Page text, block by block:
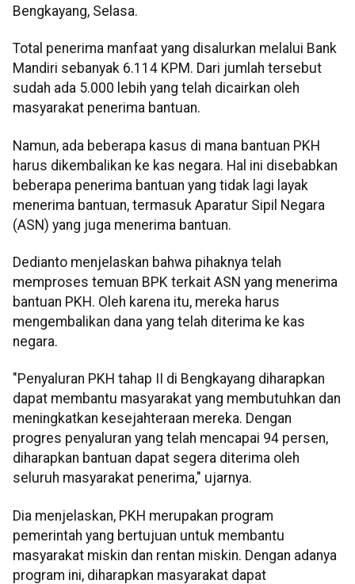
Bengkayang, Selasa.
Total penerima manfaat yang disalurkan melalui Bank
Mandiri sebanyak 6.114 KPM. Dari jumlah tersebut
sudah ada 5.000 lebih yang telah dicairkan oleh
masyarakat penerima bantuan.
Namun, ada beberapa kasus di mana bantuan PKH
harus dikembalikan ke kas negara. Hal ini disebabkan
beberapa penerima bantuan yang tidak lagi layak
menerima bantuan, termasuk Aparatur Sipil Negara
(ASN) yang juga menerima bantuan.
Dedianto menjelaskan bahwa pihaknya telah
memproses temuan BPK terkait ASN yang menerima
bantuan PKH. Oleh karena itu, mereka harus
mengembalikan dana yang telah diterima ke kas
negara.
"Penyaluran PKH tahap II di Bengkayang diharapkan
dapat membantu masyarakat yang membutuhkan dan
meningkatkan kesejahteraan mereka. Dengan
progres penyaluran yang telah mencapai 94 persen,
diharapkan bantuan dapat segera diterima oleh
seluruh masyarakat penerima," ujarnya.
Dia menjelaskan, PKH merupakan program
pemerintah yang bertujuan untuk membantu
masyarakat miskin dan rentan miskin. Dengan adanya
program ini, diharapkan masyarakat dapat